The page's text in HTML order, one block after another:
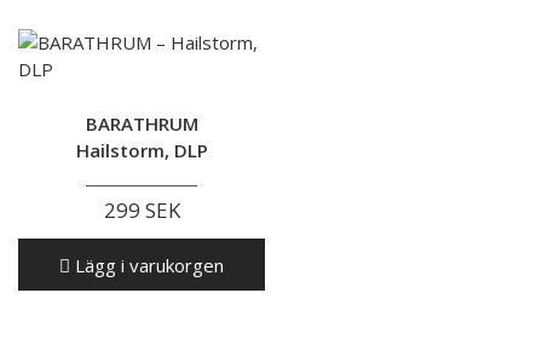
BARATHRUM
Hailstorm, DLP
299 SEK
Lägg i varukorgen